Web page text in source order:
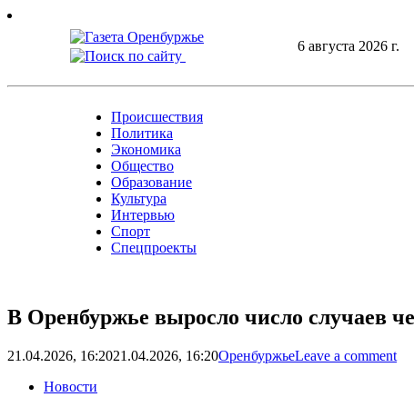
Skip
6 августа 2026 г.
Происшествия
Политика
Экономика
Общество
Образование
Культура
Интервью
Спорт
Спецпроекты
В Оренбуржье выросло число случаев
21.04.2026, 16:2021.04.2026, 16:20ОренбуржьеLeave a comment
Новости